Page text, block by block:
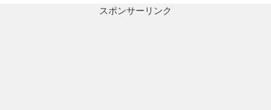
スポンサーリンク